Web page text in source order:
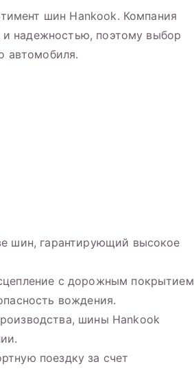
шин Hankook. Компания
и надежностью, поэтому выбор
автомобиля.
шин, гарантирующий высокое
с дорожным покрытием
вождения.
шины Hankook
поездку за счет